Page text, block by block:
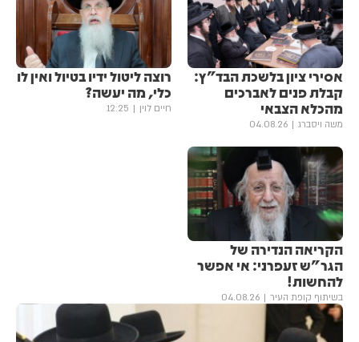
אסירי ציון בלשכת הבד"ץ:
קבלת פנים לאברכים
מהכלא הצבאי
משה ויסברג 04.08.26
רוצה ליטול ידיו בטיול ואין לו
כלי, מה יעשה?
חיים לוין 12:25
הקריאה הנדירה של
הגר"ש זעפרני: אי אפשר
להחשות!
בשיתוף קופת העיר 04.08.26